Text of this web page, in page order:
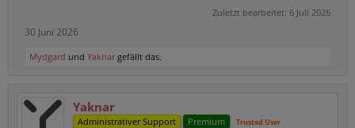
Zuletzt bearbeitet: 6 Juli 2026
30 Juni 2026
Mydgard und Yaknar gefällt das.
Yaknar
Administrativer Support Premium Trusted User